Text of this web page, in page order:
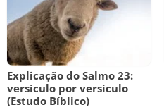
Explicação do Salmo 23:
versículo por versículo
(Estudo Bíblico)